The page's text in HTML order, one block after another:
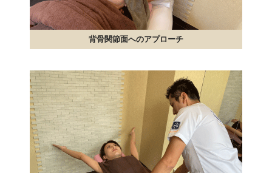
背骨関節面へのアプローチ